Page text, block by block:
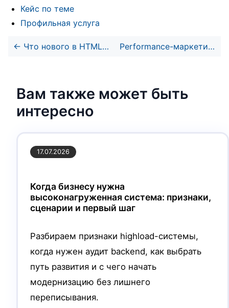
Кейс по теме
Профильная услуга
← Что нового в HTML и спецификациях вёрстки: лето 2025 года Performance-маркетинг в 2025 году: какому бизнесу он нужен, а кому противопоказан
Вам также может быть
интересно
17.07.2026
Когда бизнесу нужна
высоконагруженная система: признаки,
сценарии и первый шаг
Разбираем признаки highload-системы,
когда нужен аудит backend, как выбрать
путь развития и с чего начать
модернизацию без лишнего
переписывания.